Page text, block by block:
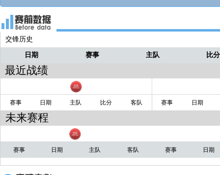
绕桩中投！！
炸鸡 分弧顶泰勒！！
交锋历史
日期 赛事 主队 比分
最近战绩
赛事 日期 主队 比分 客队 赛事 日期
未来赛程
赛事 日期 主队 客队 赛事 日期